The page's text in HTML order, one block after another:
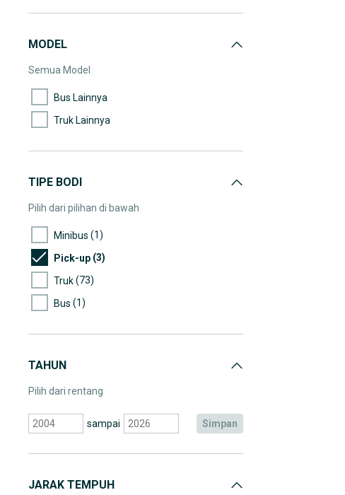
MODEL
Semua Model
Bus Lainnya
Truk Lainnya
TIPE BODI
Pilih dari pilihan di bawah
Minibus (1)
Pick-up (3)
Truk(73)
Bus (1)
TAHUN
Pilih dari rentang
sampai simpan
JARAK TEMPUH